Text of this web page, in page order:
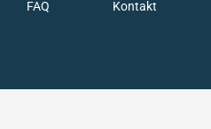
FAQ Kontakt